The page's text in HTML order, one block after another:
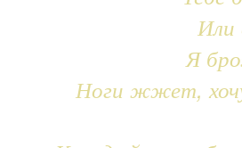
Или
Я
Ноги жжет,